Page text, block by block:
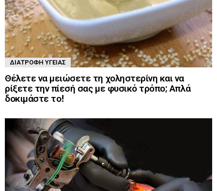
ΔΙΑΤΡΟΦΉ ΥΓΕΊΑΣ
Θέλετε να μειώσετε τη χοληστερίνη και να
ρίξετε την πίεσή σας με φυσικό τρόπο; Απλά
δοκιμάστε το!